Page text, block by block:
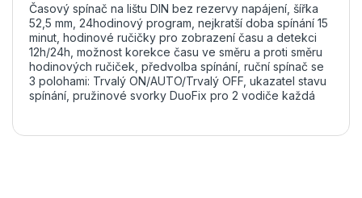
Časový spínač na lištu DIN bez rezervy napájení, šířka
52,5 mm, 24hodinový program, nejkratší doba spínání 15
minut, hodinové ručičky pro zobrazení času a detekci
12h/24h, možnost korekce času ve směru a proti směru
hodinových ručiček, předvolba spínání, ruční spínač se
3 polohami: Trvalý ON/AUTO/Trvalý OFF, ukazatel stavu
spínání, pružinové svorky DuoFix pro 2 vodiče každá